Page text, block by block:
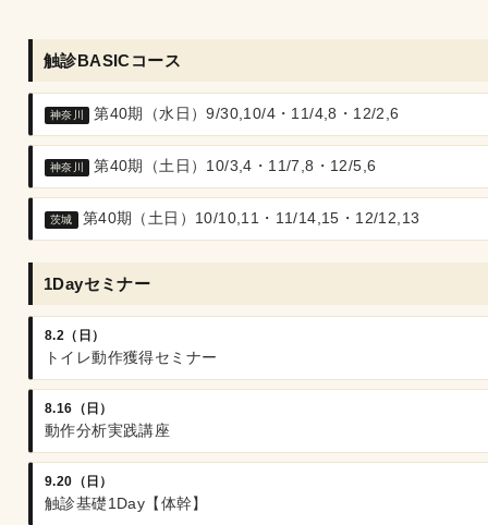
触診BASICコース
神奈川 第40期（水日）9/30,10/4・11/4,8・12/2,6
神奈川 第40期（土日）10/3,4・11/7,8・12/5,6
茨城 第40期（土日）10/10,11・11/14,15・12/12,13
1Dayセミナー
8.2（日）
トイレ動作獲得セミナー
8.16（日）
動作分析実践講座
9.20（日）
触診基礎1Day【体幹】